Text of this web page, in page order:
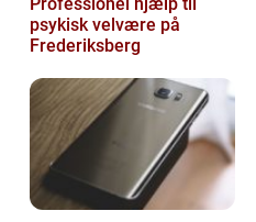
psykisk velvære på
Frederiksberg